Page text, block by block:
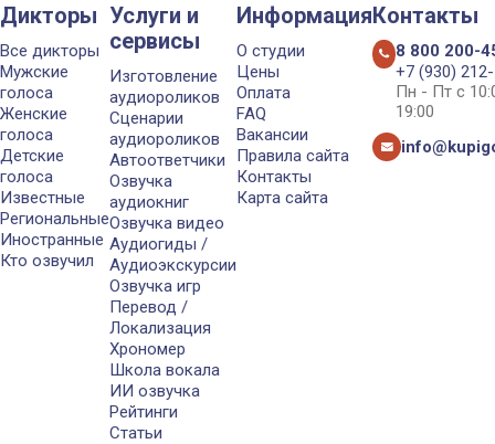
Дикторы
Все дикторы
Мужские
голоса
Женские
голоса
Детские
голоса
Известные
Региональные
Иностранные
Кто озвучил
Услуги и
сервисы
Изготовление
аудиороликов
Сценарии
аудиороликов
Автоответчики
Озвучка
аудиокниг
Озвучка видео
Аудиогиды /
Аудиоэкскурсии
Озвучка игр
Перевод /
Локализация
Хрономер
Школа вокала
ИИ озвучка
Рейтинги
Статьи
Информация
О студии
Цены
Оплата
FAQ
Вакансии
Правила сайта
Контакты
Карта сайта
Контакты
8 800 200-
+7 (930)
Пн - Пт с
19:00